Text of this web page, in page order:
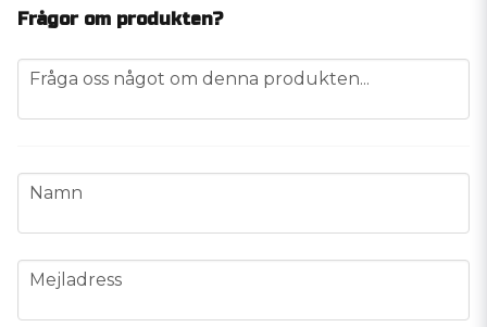
Frågor om produkten?
question
Fråga oss något om denna produkten...
name
Namn
email
Mejladress